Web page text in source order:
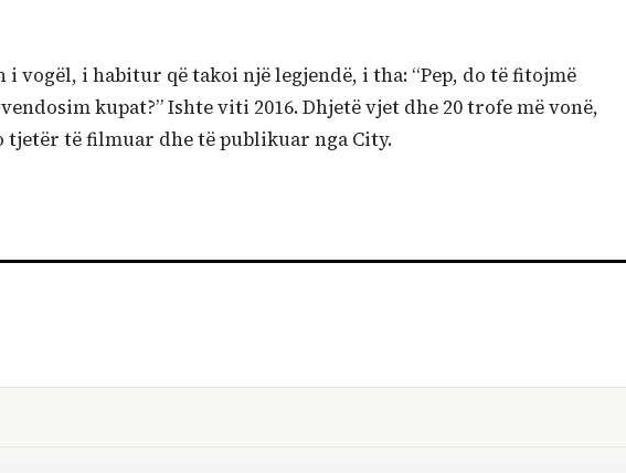
i vogël, i habitur që takoi një legjendë, i tha: “Pep, do të fitojmë
kupat?” Ishte viti 2016. Dhjetë vjet dhe 20 trofe më vonë,
të filmuar dhe të publikuar nga City.